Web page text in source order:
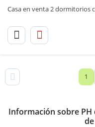
Casa en venta 2 dormitorios
1
Información sobre PH